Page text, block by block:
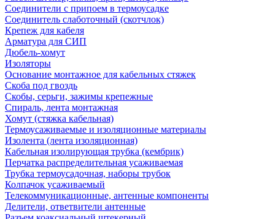
Соединители с припоем в термоусадке
Соединитель слаботочный (скотчлок)
Крепеж для кабеля
Арматура для СИП
Дюбель-хомут
Изоляторы
Основание монтажное для кабельных стяжек
Скоба под гвоздь
Скобы, серьги, зажимы крепежные
Спираль, лента монтажная
Хомут (стяжка кабельная)
Термоусаживаемые и изоляционные материалы
Изолента (лента изоляционная)
Кабельная изолирующая трубка (кембрик)
Перчатка распределительная усаживаемая
Трубка термоусадочная, наборы трубок
Колпачок усаживаемый
Телекоммуникационные, антенные компоненты
Делители, ответвители антенные